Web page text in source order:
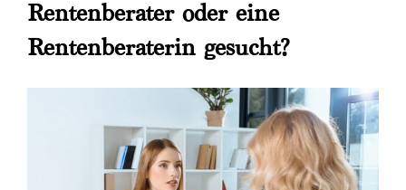
Rentenberater oder eine
Rentenberaterin gesucht?